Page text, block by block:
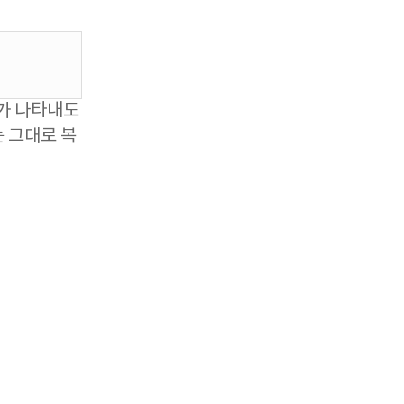
나타내도
그대로 복